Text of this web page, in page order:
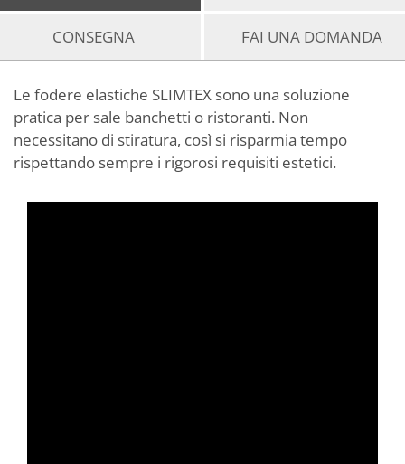
CONSEGNA FAI UNA DOMANDA
Le fodere elastiche SLIMTEX sono una soluzione
pratica per sale banchetti o ristoranti. Non
necessitano di stiratura, così si risparmia tempo
rispettando sempre i rigorosi requisiti estetici.